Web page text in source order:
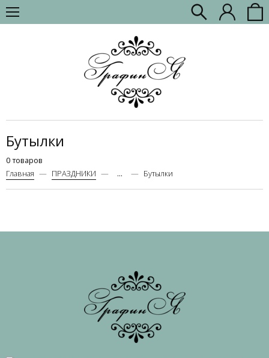
Бутылки
0 товаров
Главная
ПРАЗДНИКИ ... Бутылки